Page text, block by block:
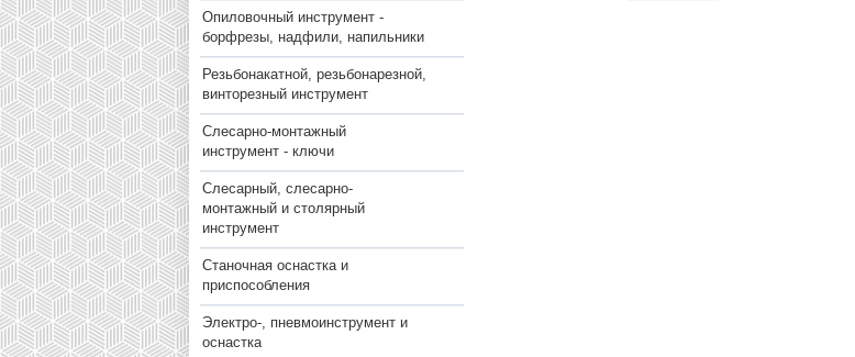
Опиловочный инструмент -
борфрезы, надфили, напильники
Резьбонакатной, резьбонарезной,
винторезный инструмент
Слесарно-монтажный
инструмент - ключи
Слесарный, слесарно-
монтажный и столярный
инструмент
Станочная оснастка и
приспособления
Электро-, пневмоинструмент и
оснастка